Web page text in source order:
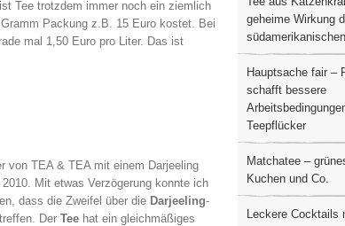
Tee trotzdem immer noch ein ziemlich
Packung z.B. 15 Euro kostet. Bei
mal 1,50 Euro pro Liter. Das ist
von TEA & TEA mit einem Darjeeling
Mit etwas Verzögerung konnte ich
dass die Zweifel über die Darjeeling-
Der Tee hat ein gleichmäßiges
geheime Wirkung
Hauptsache fair –
schafft bessere
Teepflücker
Matchatee –
Kuchen und Co.
Leckere Cocktails